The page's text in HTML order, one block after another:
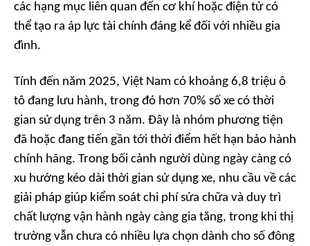
các hạng mục liên quan đến cơ khí hoặc điện tử có
thể tạo ra áp lực tài chính đáng kể đối với nhiều gia
đình.
Tính đến năm 2025, Việt Nam có khoảng 6,8 triệu ô
tô đang lưu hành, trong đó hơn 70% số xe có thời
gian sử dụng trên 3 năm. Đây là nhóm phương tiện
đã hoặc đang tiến gần tới thời điểm hết hạn bảo hành
chính hãng. Trong bối cảnh người dùng ngày càng có
xu hướng kéo dài thời gian sử dụng xe, nhu cầu về các
giải pháp giúp kiểm soát chi phí sửa chữa và duy trì
chất lượng vận hành ngày càng gia tăng, trong khi thị
trường vẫn chưa có nhiều lựa chọn dành cho số đông